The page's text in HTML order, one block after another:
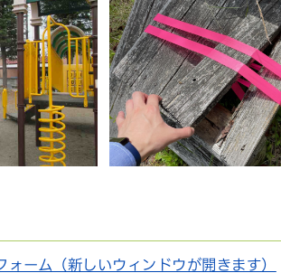
ーム（新しいウィンドウが開きます）